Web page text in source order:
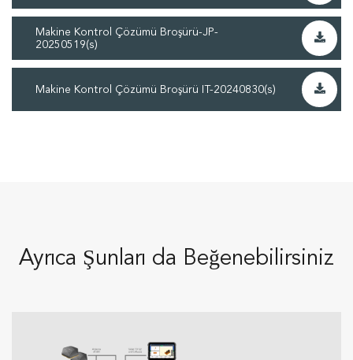
Makine Kontrol Çözümü Broşürü-JP-
20250519(s)
Makine Kontrol Çözümü Broşürü IT-20240830(s)
Ayrıca Şunları da Beğenebilirsiniz